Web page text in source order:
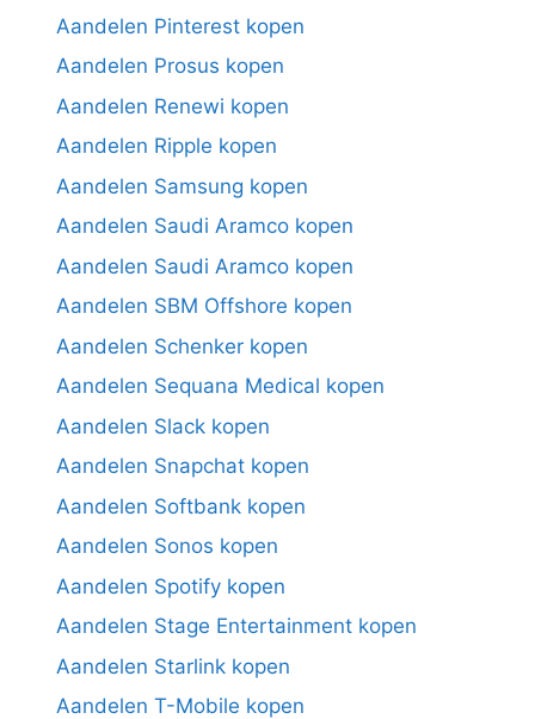
Aandelen Pinterest kopen
Aandelen Prosus kopen
Aandelen Renewi kopen
Aandelen Ripple kopen
Aandelen Samsung kopen
Aandelen Saudi Aramco kopen
Aandelen Saudi Aramco kopen
Aandelen SBM Offshore kopen
Aandelen Schenker kopen
Aandelen Sequana Medical kopen
Aandelen Slack kopen
Aandelen Snapchat kopen
Aandelen Softbank kopen
Aandelen Sonos kopen
Aandelen Spotify kopen
Aandelen Stage Entertainment kopen
Aandelen Starlink kopen
Aandelen T-Mobile kopen